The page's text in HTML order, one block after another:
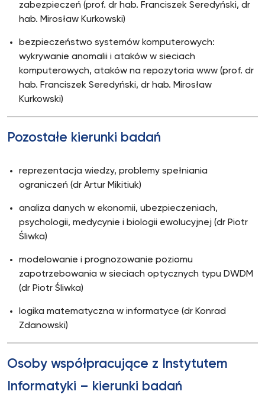
zabezpieczeń (prof. dr hab. Franciszek Seredyński, dr
hab. Mirosław Kurkowski)
bezpieczeństwo systemów komputerowych:
wykrywanie anomalii i ataków w sieciach
komputerowych, ataków na repozytoria www (prof. dr
hab. Franciszek Seredyński, dr hab. Mirosław
Kurkowski)
Pozostałe kierunki badań
reprezentacja wiedzy, problemy spełniania
ograniczeń (dr Artur Mikitiuk)
analiza danych w ekonomii, ubezpieczeniach,
psychologii, medycynie i biologii ewolucyjnej (dr Piotr
Śliwka)
modelowanie i prognozowanie poziomu
zapotrzebowania w sieciach optycznych typu DWDM
(dr Piotr Śliwka)
logika matematyczna w informatyce (dr Konrad
Zdanowski)
Osoby współpracujące z Instytutem
Informatyki – kierunki badań